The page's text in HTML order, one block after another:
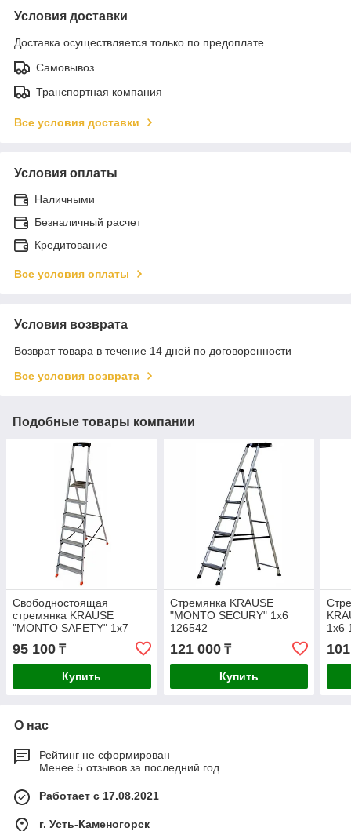
Условия доставки
Доставка осуществляется только по предоплате.
Самовывоз
Транспортная компания
Все условия доставки
Условия оплаты
Наличными
Безналичный расчет
Кредитование
Все условия оплаты
Условия возврата
Возврат товара в течение 14 дней по договоренности
Все условия возврата
Подобные товары компании
Свободностоящая
стремянка KRAUSE
"MONTO SAFETY" 1х7
95 100 ₸
Купить
Стремянка KRAUSE
"MONTO SECURY" 1х6
126542
121 000₸
Купить
1х6
О нас
Рейтинг не сформирован
Менее 5 отзывов за последний год
Работает с 17.08.2021
г. Усть-Каменогорск